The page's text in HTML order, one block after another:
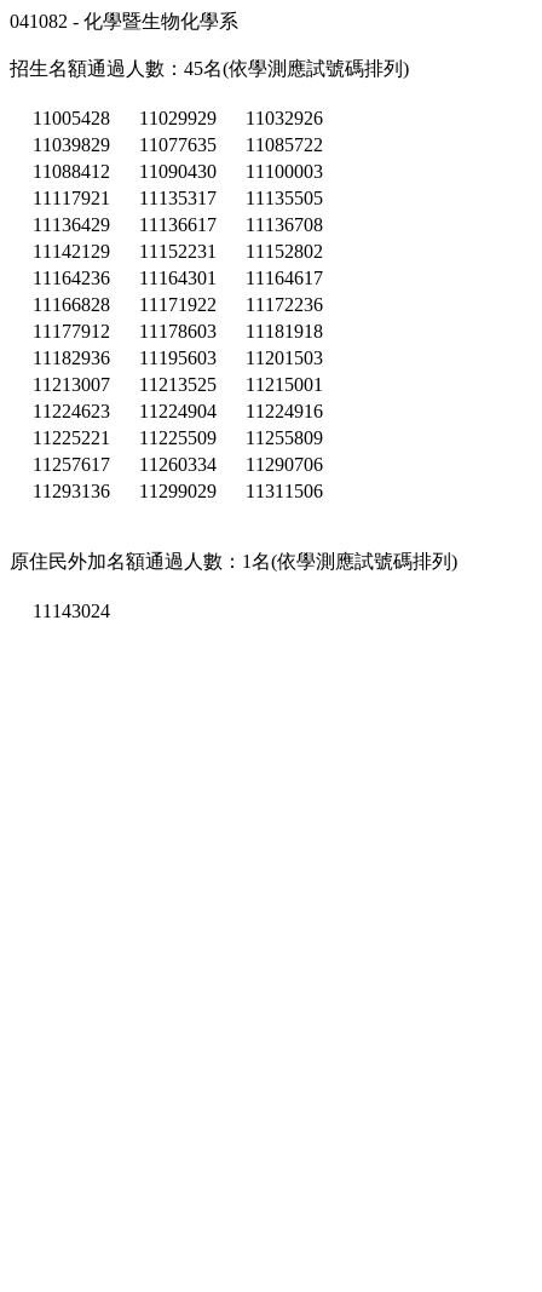
041082 - 化學暨生物化學系
招生名額通過人數：45名(依學測應試號碼排列)
11005428 11029929
11032926
11039829
11077635
11085722
11088412
11090430
11100003
11117921
11135317
11135505
11136429
11136617
11136708
11142129
11152231
11152802
11164236
11164301
11164617
11166828
11171922
11172236
11177912
11178603
11181918
11182936
11195603
11201503
11213007
11213525
11215001
11224623
11224904
11224916
11225221
11225509
11255809
11257617
11260334
11290706
11293136
11299029 11311506
原住民外加名額通過人數：1名(依學測應試號碼排列)
11143024